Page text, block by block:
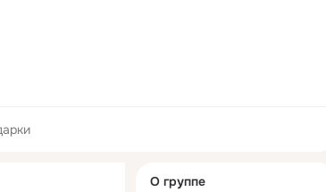
колонка
О группе